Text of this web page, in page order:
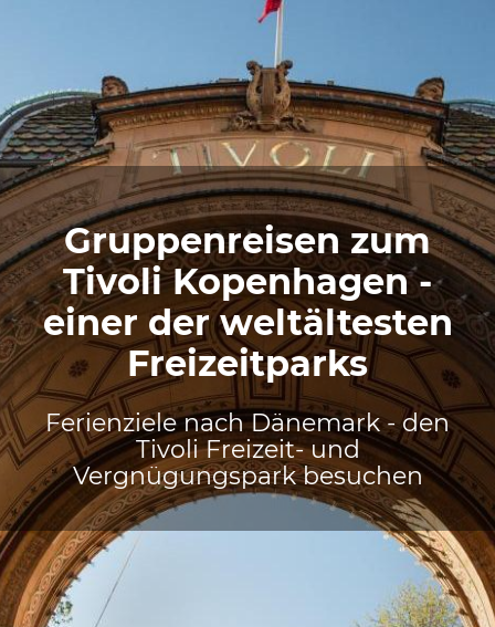
Gruppenreisen zum
Tivoli Kopenhagen -
einer der weltältesten
Freizeitparks
Ferienziele nach Dänemark - den
Tivoli Freizeit- und
Vergnügungspark besuchen